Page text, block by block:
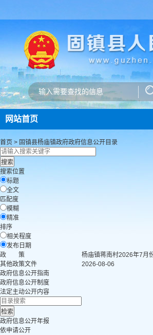
网站首页
首页 > 固镇县杨庙镇政府政府信息公开目录
搜索位置
标题
全文
匹配度
模糊
精准
排序
相关程度
发布日期
政 策
其他政策文件
政府信息公开指南
政府信息公开制度
法定主动公开内容
政府信息公开年报
依申请公开
杨庙镇蒋南村2026年7月
2026-08-06